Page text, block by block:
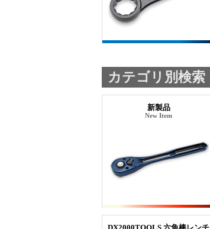
カテゴリ別検索
新製品
New Item